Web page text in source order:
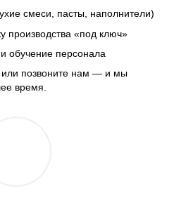
смеси, пасты, наполнители)
производства «под ключ»
обучение персонала
позвоните нам — и мы
время.